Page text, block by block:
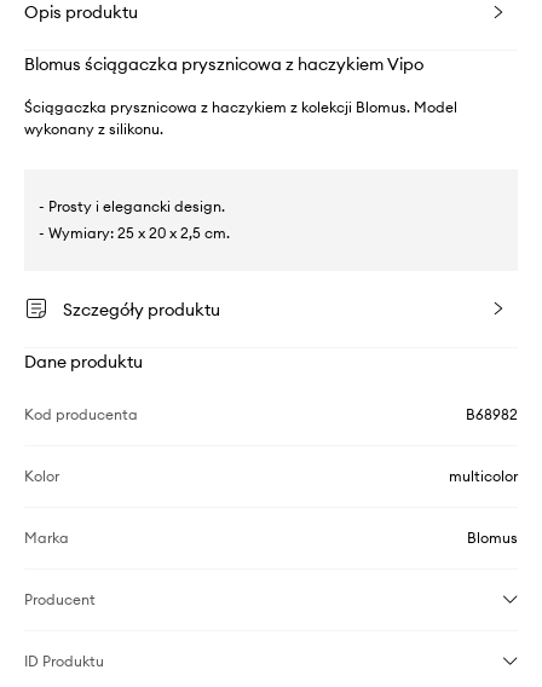
Opis produktu
Blomus ściągaczka prysznicowa z haczykiem Vipo
Ściągaczka prysznicowa z haczykiem z kolekcji Blomus. Model
wykonany z silikonu.
- Prosty i elegancki design.
- Wymiary: 25 x 20 x 2,5 cm.
Szczegóły produktu
Dane produktu
Kod producenta B68982
Kolor multicolor
Marka Blomus
Producent
ID Produktu